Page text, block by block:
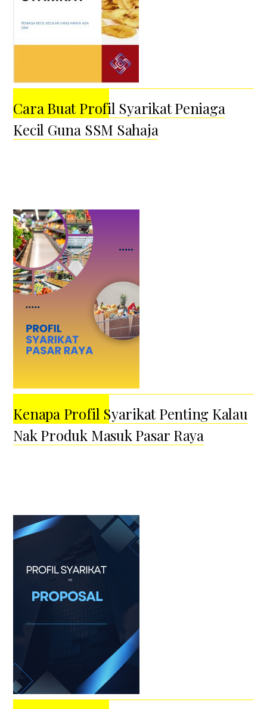
Cara Buat Profil Syarikat Peniaga
Kecil Guna SSM Sahaja
Kenapa Profil Syarikat Penting Kalau
Nak Produk Masuk Pasar Raya